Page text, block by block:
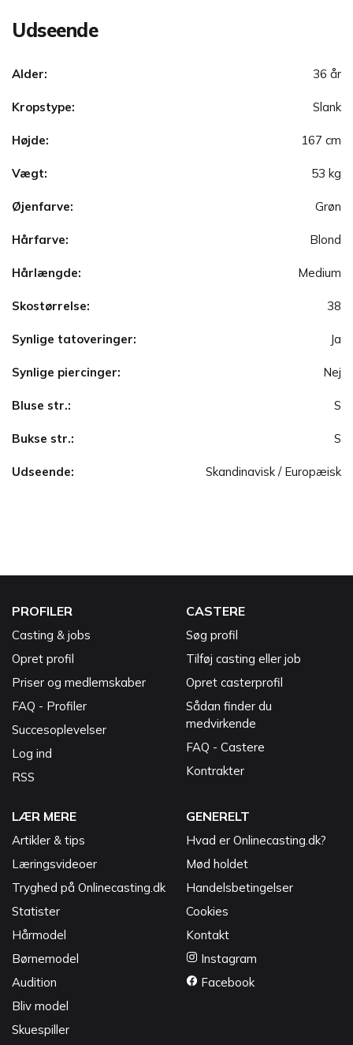
Udseende
Alder: 36 år
Kropstype: Slank
Højde: 167 cm
Vægt: 53 kg
Øjenfarve: Grøn
Hårfarve: Blond
Hårlængde: Medium
Skostørrelse: 38
Synlige tatoveringer: Ja
Synlige piercinger: Nej
Bluse str.: S
Bukse str.: S
Udseende: Skandinavisk / Europæisk
PROFILER
Casting & jobs
Opret profil
Priser og medlemskaber
FAQ - Profiler
Succesoplevelser
Log ind
RSS
CASTERE
Søg profil
Tilføj casting eller job
Opret casterprofil
Sådan finder du
medvirkende
FAQ - Castere
Kontrakter
LÆR MERE
Artikler & tips
Læringsvideoer
Tryghed på Onlinecasting.dk
Statister
Hårmodel
Børnemodel
Audition
Bliv model
Skuespiller
GENERELT
Hvad er Onlinecasting.dk?
Mød holdet
Handelsbetingelser
Cookies
Kontakt
Instagram
Facebook